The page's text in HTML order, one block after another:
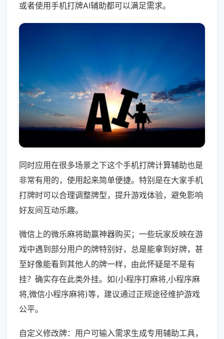
或者使用手机打牌AI辅助都可以满足需求。
同时应用在很多场景之下这个手机打牌计算辅助也是
非常有用的，使用起来简单便捷。特别是在大家手机
打牌时可以合理调整牌型，提升游戏体验，避免影响
好友间互动乐趣。
微信上的微乐麻将助赢神器购买；一些玩家反映在游
戏中遇到部分用户的牌特别好，总是能拿到好牌，甚
至好像能看到其他人的牌一样，由此怀疑是不是有
挂？确实存在此类外挂。如(小程序打麻将,小程序麻
将,微信小程序麻将)等，建议通过正规途径维护游戏
公平。
自定义修改牌：用户可输入需求生成专用辅助工具，